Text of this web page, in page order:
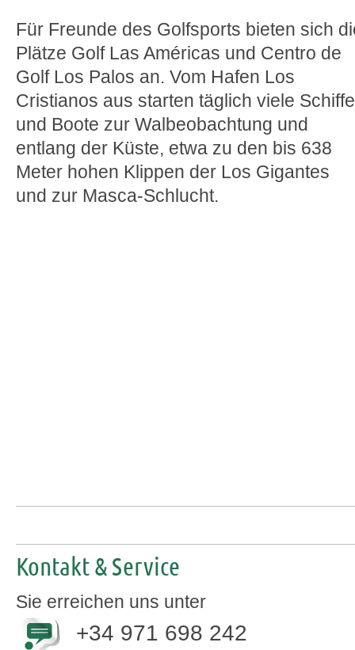
Für Freunde des Golfsports bieten sich
Plätze Golf Las Américas und Centro de
Golf Los Palos an. Vom Hafen Los
Cristianos aus starten täglich viele Schiffe
und Boote zur Walbeobachtung und
entlang der Küste, etwa zu den bis 638
Meter hohen Klippen der Los Gigantes
und zur Masca-Schlucht.
Kontakt & Service
Sie erreichen uns unter
+34 971 698 242